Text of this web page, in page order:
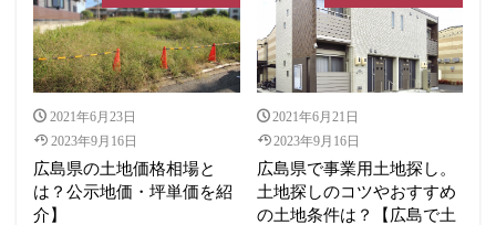
2021年6月23日
2023年9月16日
広島県の土地価格相場と
は？公示地価・坪単価を紹
介】
2021年6月21日
2023年9月16日
広島県で事業用土地探し。
土地探しのコツやおすすめ
の土地条件は？【広島で土